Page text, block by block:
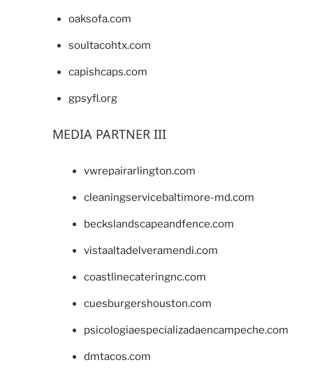
oaksofa.com
soultacohtx.com
capishcaps.com
gpsyfl.org
MEDIA PARTNER III
vwrepairarlington.com
cleaningservicebaltimore-md.com
beckslandscapeandfence.com
vistaaltadelveramendi.com
coastlinecateringnc.com
cuesburgershouston.com
psicologiaespecializadaencampeche.com
dmtacos.com